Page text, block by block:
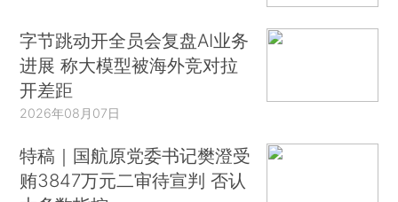
字节跳动开全员会复盘AI业务
进展 称大模型被海外竞对拉
开差距
2026年08月07日
特稿｜国航原党委书记樊澄受
贿3847万元二审待宣判 否认